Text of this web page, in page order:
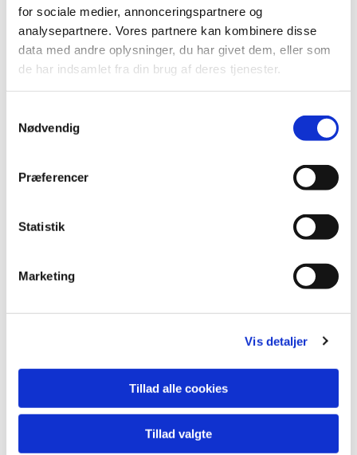
for sociale medier, annonceringspartnere og
analysepartnere. Vores partnere kan kombinere disse
data med andre oplysninger, du har givet dem, eller som
de har indsamlet fra din brug af deres tjenester.
Nødvendig
Præferencer
Statistik
Marketing
Vis detaljer
Tillad alle cookies
Tillad valgte